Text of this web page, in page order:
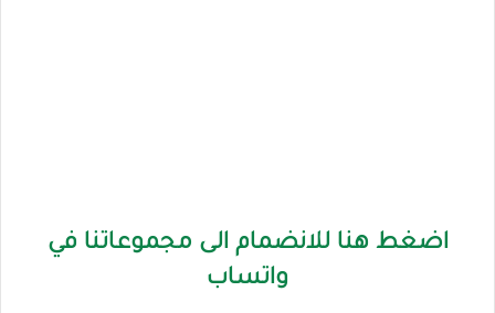
اضغط هنا للانضمام الى مجموعاتنا في
واتساب